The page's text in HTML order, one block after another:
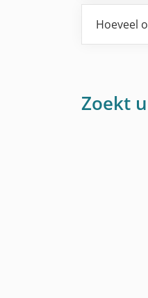
Hoeveel
Zoekt